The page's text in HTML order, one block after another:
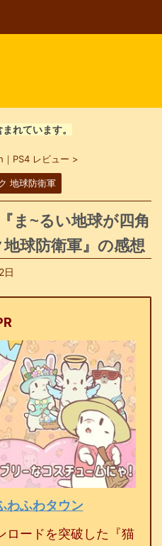
れています。
PS4 レビュー >
地球防衛軍
ま~るい地球が四角
球防衛軍』の感想
日
わふわタウン
ロードを突破した『猫